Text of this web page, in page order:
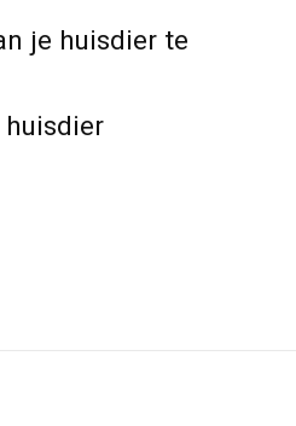
je huisdier te